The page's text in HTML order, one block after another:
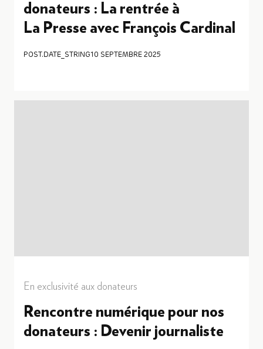
donateurs : La rentrée à
La Presse avec François Cardinal
POST.DATE_STRING10 SEPTEMBRE 2025
En exclusivité aux donateurs
Rencontre numérique pour nos
donateurs : Devenir journaliste